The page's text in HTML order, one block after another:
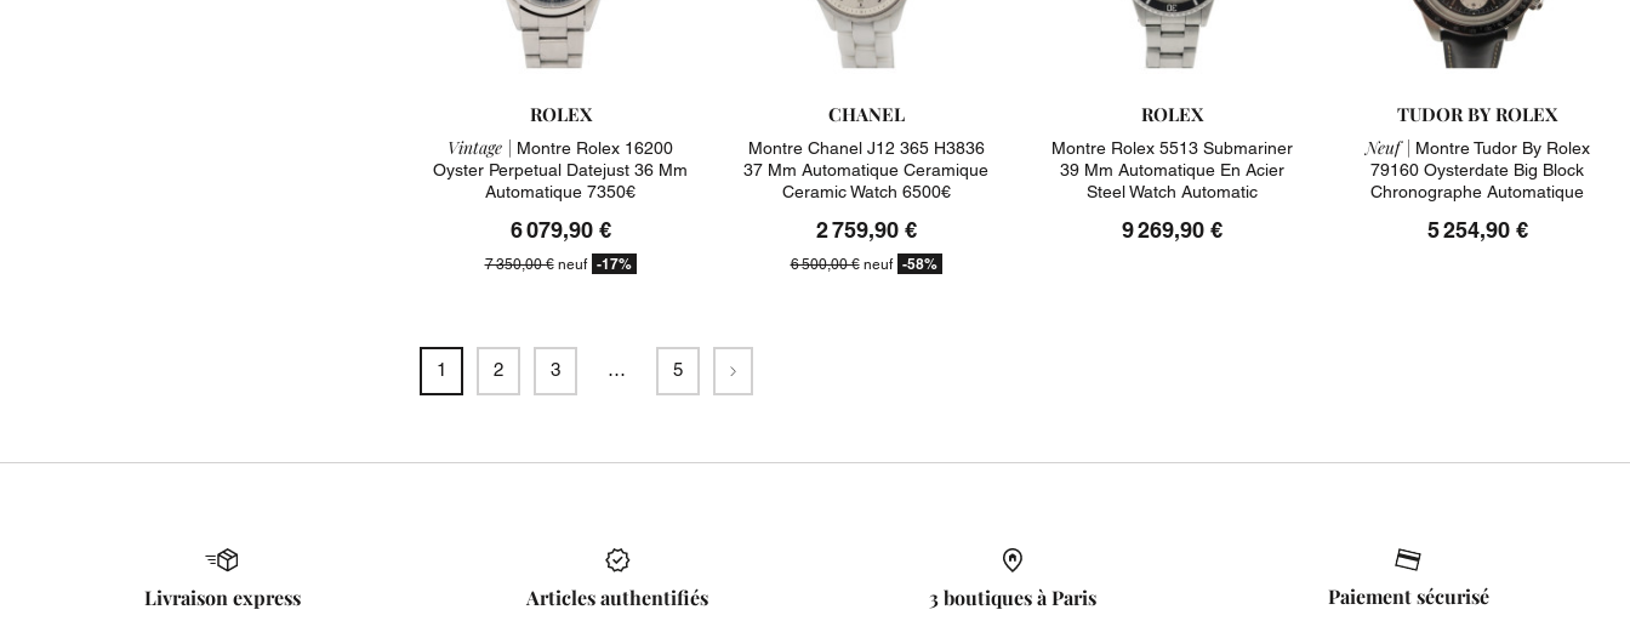
ROLEX
Vintage | Montre Rolex 16200
Oyster Perpetual Datejust 36 Mm
Automatique 7350€
6 079,90 €
7 350,00 €neuf -17%
CHANEL
Montre Chanel J12 365 H3836
37 Mm Automatique Ceramique
Ceramic Watch 6500€
2 759,90 €
6 500,00 €neuf -58%
ROLEX
Montre Rolex 5513 Submariner
39 Mm Automatique En Acier
Steel Watch Automatic
9 269,90 €
TUDOR BY ROLEX
Neuf | Montre Tudor By Rolex
79160 Oysterdate Big Block
Chronographe Automatique
5 254,90 €
1 2 3 … 5 Suivant
Livraison express Articles authentifiés 3 boutiques à Paris Paiement sécurisé